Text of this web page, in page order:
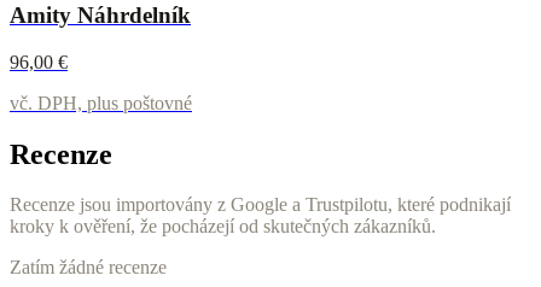
Amity Náhrdelník
96,00 €
vč. DPH, plus poštovné
Recenze
Recenze jsou importovány z Google a Trustpilotu, které podnikají
kroky k ověření, že pocházejí od skutečných zákazníků.
Zatím žádné recenze